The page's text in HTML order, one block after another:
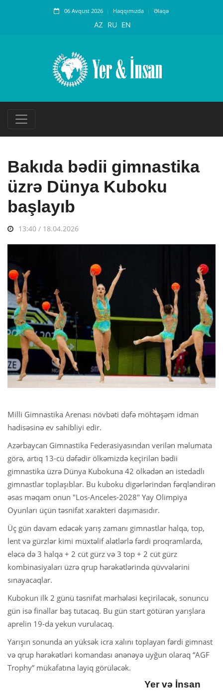
06 Avqust 2026 Haqqımızda Əlaqə
AZ RU EN
Bakıda bədii gimnastika
üzrə Dünya Kuboku
başlayıb
13:40 / 18.04.2026
Milli Gimnastika Arenası növbəti dəfə möhtəşəm idman
hadisəsinə ev sahibliyi edir.
Azərbaycan Gimnastika Federasiyasından verilən məlumata
görə, artıq 13-cü dəfədir ölkəmizdə keçirilən bədii
gimnastika üzrə Dünya Kubokuna 42 ölkədən ən istedadlı
gimnastlar toplaşıblar. Bu kuboku digərlərindən fərqləndirən
əsas məqam onun "Los-Anceles-2028" Yay Olimpiya
Oyunları üçün təsnifat xarakteri daşımasıdır.
Üç gün davam edəcək yarış zamanı gimnastlar halqa, top,
lent və gürzlər kimi müxtəlif alətlərlə fərdi proqramlarda,
eləcə də 3 halqa + 2 cüt gürz və 3 top + 2 cüt gürz
kombinasiyaları üzrə qrup hərəkətlərində qüvvələrini
sınayacaqlar.
Kubokun ilk 2 günü təsnifat mərhələsi keçiriləcək, sonuncu
gün isə finallar baş tutacaq. Bu gün start götürən yarışlara
aprelin 19-da yekun vurulacaq.
Yarışın sonunda ən yüksək icra xalını toplayan fərdi gimnast
və qrup hərəkətləri komandası ənənəyə uyğun olaraq “AGF
Trophy” mükafatına layiq görüləcək.
Yer və İnsan